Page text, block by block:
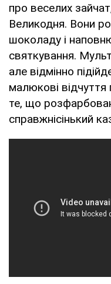
про веселих
Великодня. Вони
шоколаду і
святкування.
але відмінно
малюкові відчуття
те, що
справжнісінький